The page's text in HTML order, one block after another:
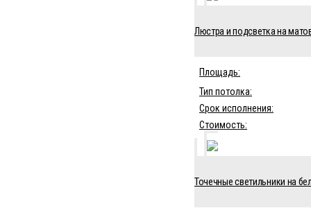
Люстра и подсветка на
Площадь:
Тип потолка:
Срок исполнения:
Стоимость:
Точечные светильники на